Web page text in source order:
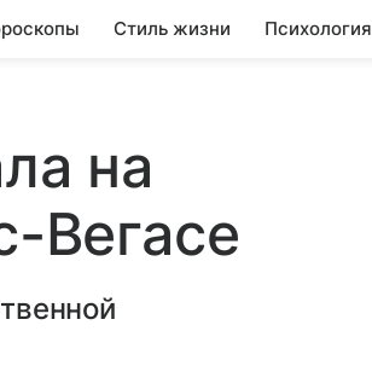
Стиль жизни Психология
на
Вегасе